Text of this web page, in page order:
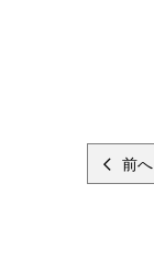
前へ